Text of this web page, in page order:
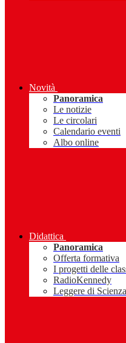
Novità
Panoramica
Le notizie
Le circolari
Calendario eventi
Albo online
Didattica
Panoramica
Offerta formativa
I progetti delle
RadioKennedy
Leggere di Scienza